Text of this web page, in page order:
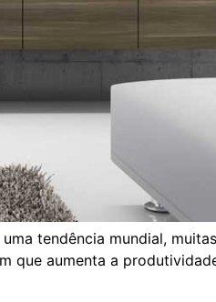
tendência mundial,
que aumenta a